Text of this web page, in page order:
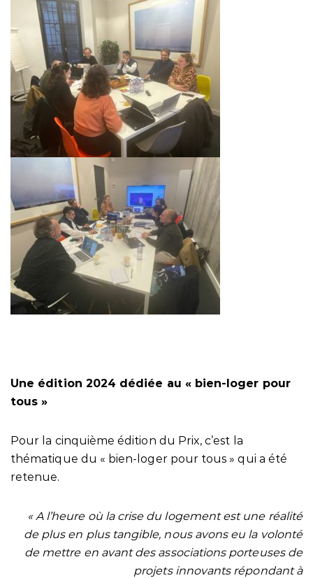
Une édition 2024 dédiée au « bien-loger pour
tous »
Pour la cinquième édition du Prix, c’est la
thématique du « bien-loger pour tous » qui a été
retenue.
« A l’heure où la crise du logement est une réalité
de plus en plus tangible, nous avons eu la volonté
de mettre en avant des associations porteuses de
projets innovants répondant à